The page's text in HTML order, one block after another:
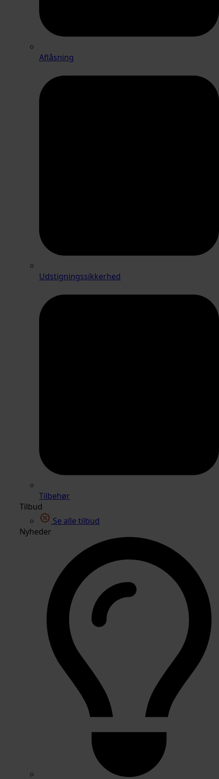
Aflåsning
Udstigningssikkerhed
Tilbehør
Tilbud
Se alle tilbud
Nyheder